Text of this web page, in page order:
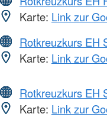
Karte: Link zur
Rotkreuzkurs EH
Karte: Link zur
Rotkreuzkurs EH
Karte: Link zur